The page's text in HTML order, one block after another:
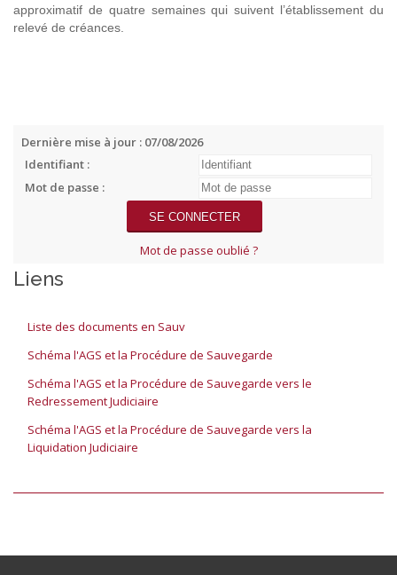
approximatif de quatre semaines qui suivent l’établissement du
relevé de créances.
Dernière mise à jour : 07/08/2026
Identifiant :
Mot de passe :
Mot de passe oublié ?
Liens
Liste des documents en Sauv
Schéma l'AGS et la Procédure de Sauvegarde
Schéma l'AGS et la Procédure de Sauvegarde vers le
Redressement Judiciaire
Schéma l'AGS et la Procédure de Sauvegarde vers la
Liquidation Judiciaire